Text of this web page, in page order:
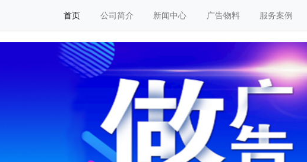
首页 公司简介 新闻中心 广告物料 服务案例
上海阅其涵智咨询管理有限公司
专业广告设计制作安装一站式服务商